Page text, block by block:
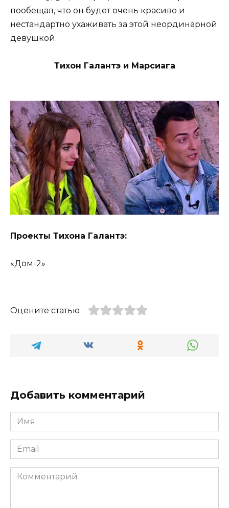
пообещал, что он будет очень красиво и
нестандартно ухаживать за этой неординарной
девушкой.
Тихон Галантэ и Марсиага
Проекты Тихона Галантэ:
«Дом-2»
Оцените статью
Добавить комментарий
Имя
*
Email
*
Комментарий